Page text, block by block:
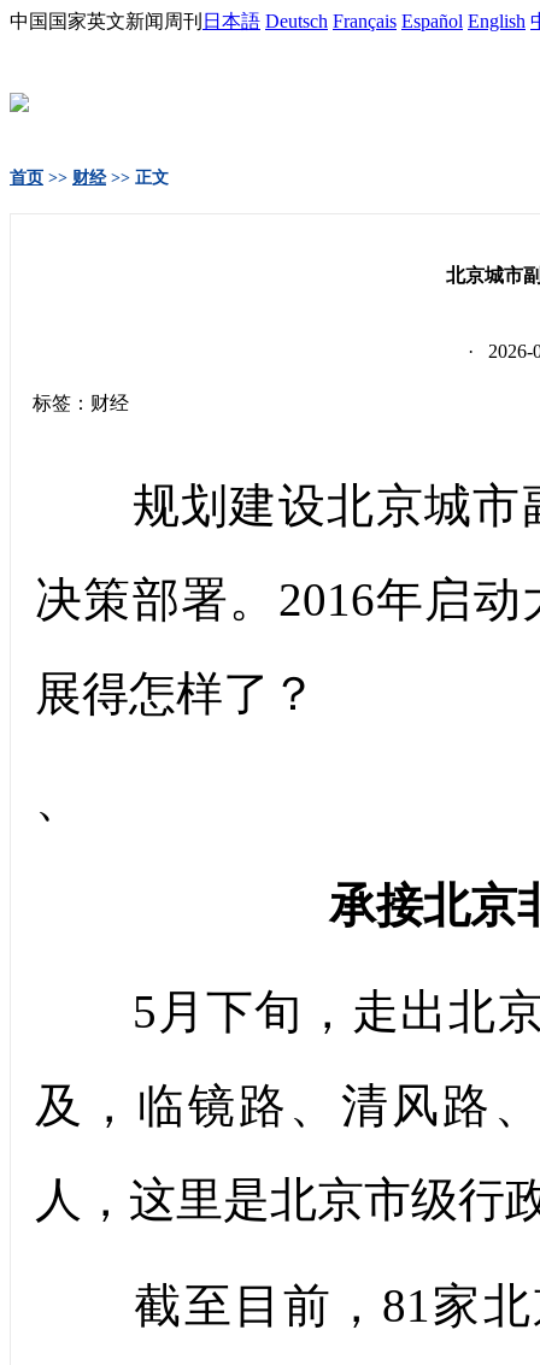
中国国家英文新闻周刊 日本語 Deutsch Français Español English
首页 >> 财经>> 正文
北京城市
· 2026-
标签：财经
规划建设北京城市
决策部署。2016年启
展得怎样了？
、
承接北京
5月下旬，走出北京
及，临镜路、清风路
人，这里是北京市级行
截至目前，81家北